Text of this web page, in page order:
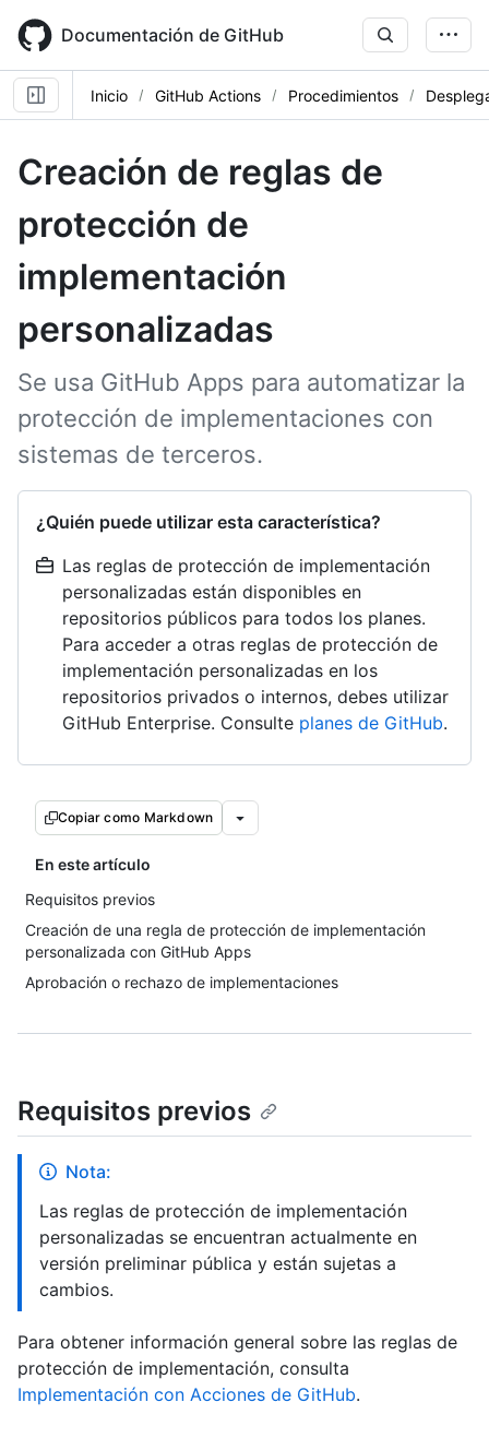
main
content
Documentación de GitHub
Inicio GitHub Actions Procedimientos
Creación de reglas de
protección de
implementación
personalizadas
Se usa GitHub Apps para automatizar la
protección de implementaciones con
sistemas de terceros.
¿Quién puede utilizar esta característica?
Las reglas de protección de implementación
personalizadas están disponibles en
repositorios públicos para todos los planes.
Para acceder a otras reglas de protección de
implementación personalizadas en los
repositorios privados o internos, debes utilizar
GitHub Enterprise. Consulte planes de GitHub.
Copiar como Markdown
En este artículo
Requisitos previos
Creación de una regla de protección de implementación
personalizada con GitHub Apps
Aprobación o rechazo de implementaciones
Requisitos previos
Nota:
Las reglas de protección de implementación
personalizadas se encuentran actualmente en
versión preliminar pública y están sujetas a
cambios.
Para obtener información general sobre las reglas de
protección de implementación, consulta
Implementación con Acciones de GitHub.